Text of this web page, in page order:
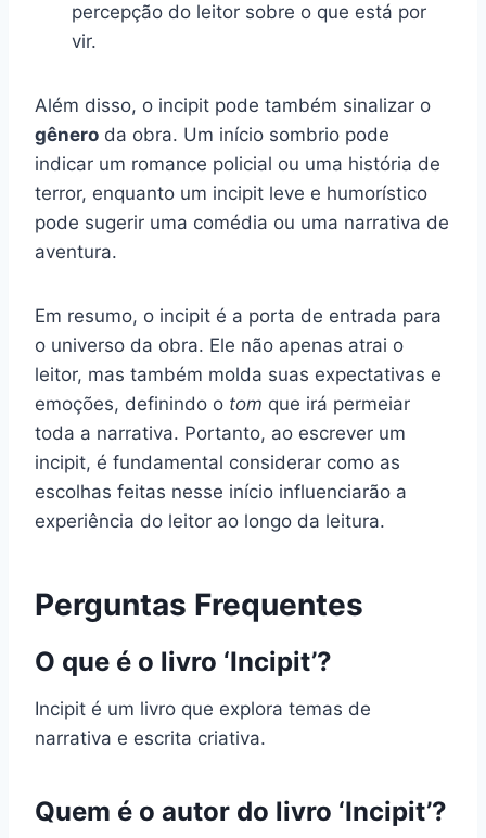
percepção do leitor sobre o que está por
vir.
Além disso, o incipit pode também sinalizar o
gênero da obra. Um início sombrio pode
indicar um romance policial ou uma história de
terror, enquanto um incipit leve e humorístico
pode sugerir uma comédia ou uma narrativa de
aventura.
Em resumo, o incipit é a porta de entrada para
o universo da obra. Ele não apenas atrai o
leitor, mas também molda suas expectativas e
emoções, definindo o tom que irá permeiar
toda a narrativa. Portanto, ao escrever um
incipit, é fundamental considerar como as
escolhas feitas nesse início influenciarão a
experiência do leitor ao longo da leitura.
Perguntas Frequentes
O que é o livro ‘Incipit’?
Incipit é um livro que explora temas de
narrativa e escrita criativa.
Quem é o autor do livro ‘Incipit’?